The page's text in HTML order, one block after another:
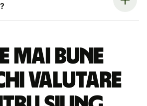
mai bune
valutare